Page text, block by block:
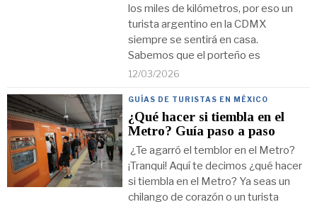
los miles de kilómetros, por eso un
turista argentino en la CDMX
siempre se sentirá en casa.
Sabemos que el porteño es
12/03/2026
GUÍAS DE TURISTAS EN MÉXICO
¿Qué hacer si tiembla en el
Metro? Guía paso a paso
¿Te agarró el temblor en el Metro?
¡Tranqui! Aquí te decimos ¿qué hacer
si tiembla en el Metro? Ya seas un
chilango de corazón o un turista